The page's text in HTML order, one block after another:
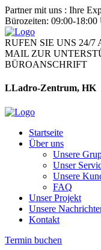
Partner mit uns : Ihre
Bürozeiten: 09:00-18:00
RUFEN SIE UNS 24/7
MAIL ZUR
BÜROANSCHRIFT
LLadro-Zentrum, HK
Startseite
Über uns
Unsere
Unser
Unsere
FAQ
Unser Projekt
Unsere
Kontakt
Termin buchen